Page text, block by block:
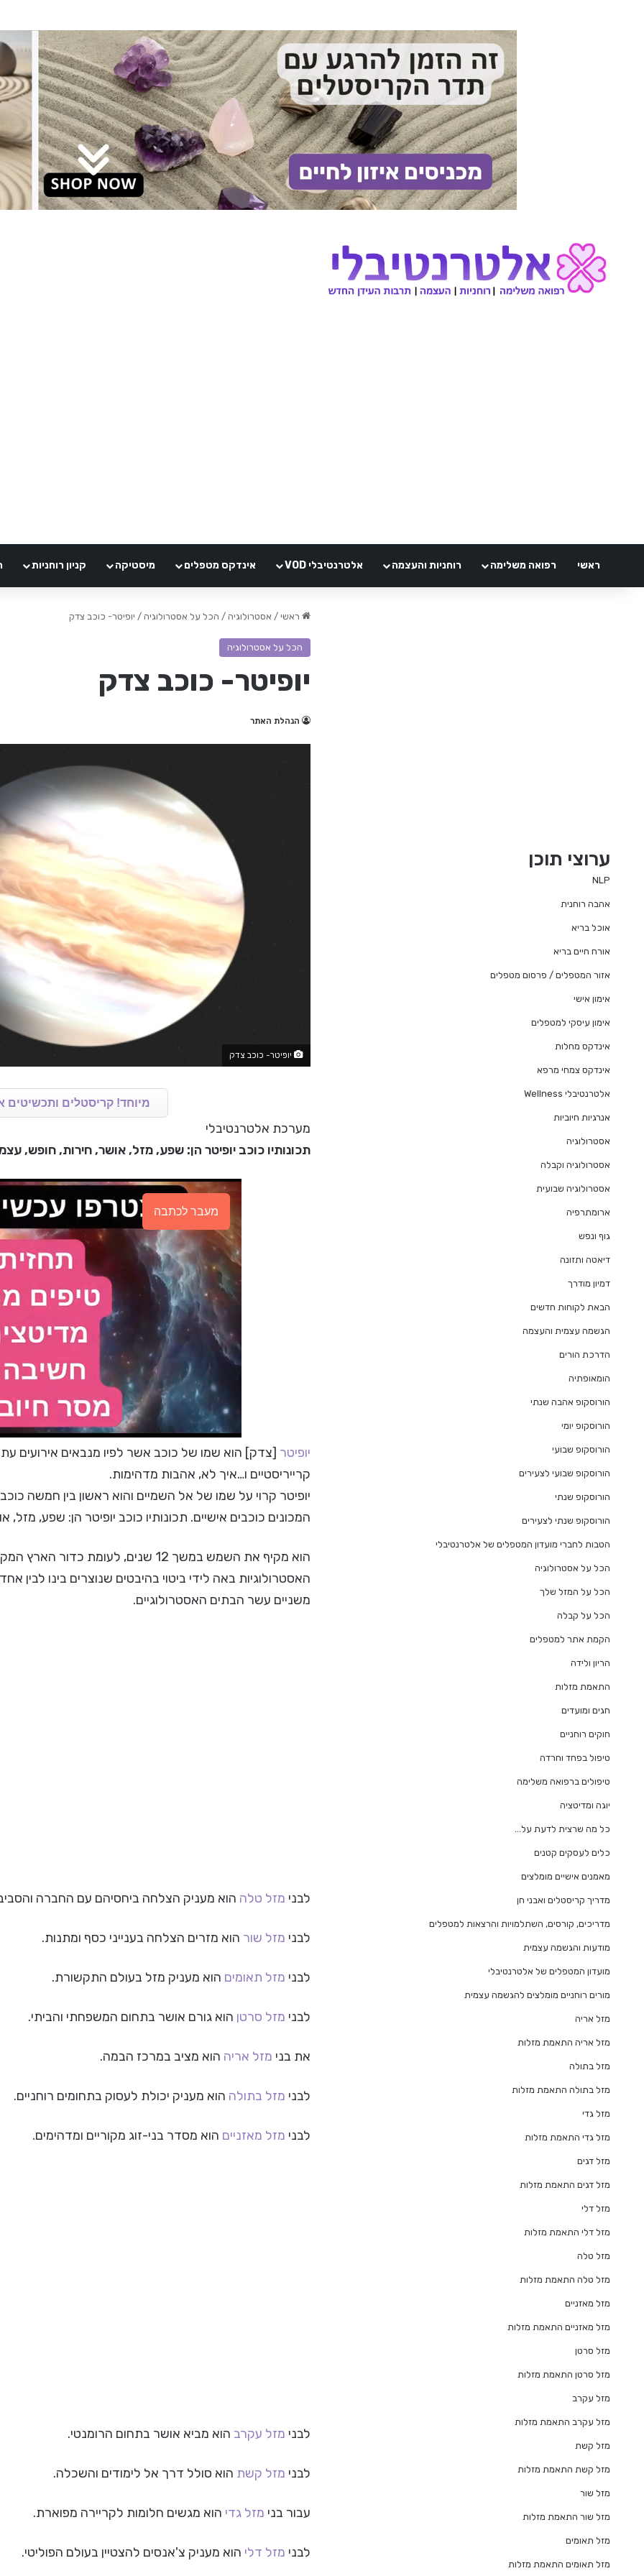
ראשי רפואה משלימה רוחניות והעצמה אלטרנטיבלי VOD אינדקס מטפלים מיסטיקה קניון רוחניות
ראשי / אסטרולוגיה / הכל על אסטרולוגיה / יופיטר- כוכב צדק
הכל על אסטרולוגיה
יופיטר- כוכב צדק
הנהלת האתר
יופיטר- כוכב צדק
מיוחד! קריסטלים ותכשיטים
מערכת אלטרנטיבלי
תכונותיו כוכב יופיטר הן: שפע, מזל, אושר, חירות, חופש,
מעבר לכתבה
יופיטר [צדק] הוא שמו של כוכב אשר לפיו מנבאים אירועים
קרייריסטיים ו…איך לא, אהבות מדהימות.
יופיטר קרוי על שמו של אל השמיים והוא ראשון בין חמשה
המכונים כוכבים אישיים. תכונותיו כוכב יופיטר הן: שפע,
הוא מקיף את השמש במשך 12 שנים,
האסטרולוגיות באה לידי ביטוי בהיבטים שנוצרים בינו לבין
משניים עשר הבתים האסטרולוגיים.
לבני מזל טלה הוא מעניק הצלחה ביחסיהם עם החברה
לבני מזל שור הוא מזרים הצלחה בענייני כסף ומתנות.
לבני מזל תאומים הוא מעניק מזל בעולם התקשורת.
לבני מזל סרטן הוא גורם אושר בתחום המשפחתי והביתי.
את בני מזל אריה הוא מציב במרכז הבמה.
לבני מזל בתולה הוא מעניק יכולת לעסוק בתחומים רוחניים.
לבני מזל מאזניים הוא מסדר בני-זוג מקוריים ומדהימים.
לבני מזל עקרב הוא מביא אושר בתחום הרומנטי.
לבני מזל קשת הוא סולל דרך אל לימודים והשכלה.
עבור בני מזל גדי הוא מגשים חלומות לקריירה מפוארת.
לבני מזל דלי הוא מעניק צ'אנסים להצטיין בעולם הפוליטי.
ערוצי תוכן
NLP
אהבה רוחנית
אוכל בריא
אורח חיים בריא
אזור המטפלים / פרסום מטפלים
אימון אישי
אימון עיסקי למטפלים
אינדקס מחלות
אינדקס צמחי מרפא
אלטרנטיבלי Wellness
אנרגיות חיוביות
אסטרולוגיה
אסטרולוגיה וקבלה
אסטרולוגיה שבועית
ארומתרפיה
גוף ונפש
דיאטה ותזונה
דמיון מודרך
הבאת לקוחות חדשים
הגשמה עצמית והעצמה
הדרכת הורים
הומאופתיה
הורוסקופ אהבה שנתי
הורוסקופ יומי
הורוסקופ שבועי
הורוסקופ שבועי לצעירים
הורוסקופ שנתי
הורוסקופ שנתי לצעירים
הטבות לחברי מועדון המטפלים של אלטרנטיבלי
הכל על אסטרולוגיה
הכל על המזל שלך
הכל על קבלה
הקמת אתר למטפלים
הריון ולידה
התאמת מזלות
חגים ומועדים
חוקים רוחניים
טיפול בפחד וחרדה
טיפולים ברפואה משלימה
יוגה ומדיטציה
כל מה שרצית לדעת על…
כלים לעסקים קטנים
מאמנים אישיים מומלצים
מדריך קריסטלים ואבני חן
מדריכים, קורסים, השתלמויות והרצאות למטפלים
מודעות והגשמה עצמית
מועדון המטפלים של אלטרנטיבלי
מורים רוחניים מומלצים להגשמה עצמית
מזל אריה
מזל אריה התאמת מזלות
מזל בתולה
מזל בתולה התאמת מזלות
מזל גדי
מזל גדי התאמת מזלות
מזל דגים
מזל דגים התאמת מזלות
מזל דלי
מזל דלי התאמת מזלות
מזל טלה
מזל טלה התאמת מזלות
מזל מאזניים
מזל מאזניים התאמת מזלות
מזל סרטן
מזל סרטן התאמת מזלות
מזל עקרב
מזל עקרב התאמת מזלות
מזל קשת
מזל קשת התאמת מזלות
מזל שור
מזל שור התאמת מזלות
מזל תאומים
מזל תאומים התאמת מזלות